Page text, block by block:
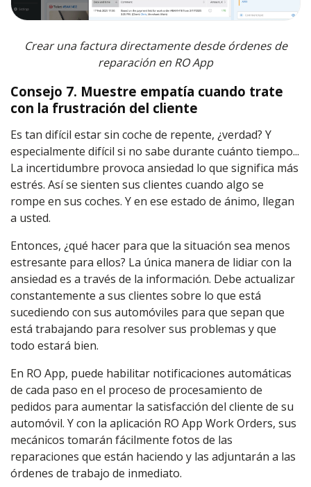
Crear una factura directamente desde órdenes de
reparación en RO App
Consejo 7. Muestre empatía cuando trate
con la frustración del cliente
Es tan difícil estar sin coche de repente, ¿verdad? Y
especialmente difícil si no sabe durante cuánto tiempo...
La incertidumbre provoca ansiedad lo que significa más
estrés. Así se sienten sus clientes cuando algo se
rompe en sus coches. Y en ese estado de ánimo, llegan
a usted.
Entonces, ¿qué hacer para que la situación sea menos
estresante para ellos? La única manera de lidiar con la
ansiedad es a través de la información. Debe actualizar
constantemente a sus clientes sobre lo que está
sucediendo con sus automóviles para que sepan que
está trabajando para resolver sus problemas y que
todo estará bien.
En RO App, puede habilitar notificaciones automáticas
de cada paso en el proceso de procesamiento de
pedidos para aumentar la satisfacción del cliente de su
automóvil. Y con la aplicación RO App Work Orders, sus
mecánicos tomarán fácilmente fotos de las
reparaciones que están haciendo y las adjuntarán a las
órdenes de trabajo de inmediato.